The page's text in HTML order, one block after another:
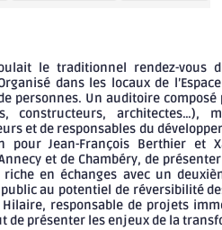
le traditionnel rendez-vous
dans les locaux de
personnes. Un auditoire composé
constructeurs, architectes…),
et de responsables du
pour Jean-François Berthier et
et de Chambéry, de
en échanges avec un
au potentiel de réversibilité
responsable de projets
de présenter les enjeux de la